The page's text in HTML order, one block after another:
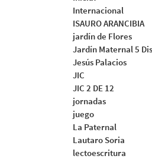
Internacional
ISAURO ARANCIBIA
jardín de Flores
Jardín Maternal 5
Jesús Palacios
JIC
JIC 2 DE 12
jornadas
juego
La Paternal
Lautaro Soria
lectoescritura